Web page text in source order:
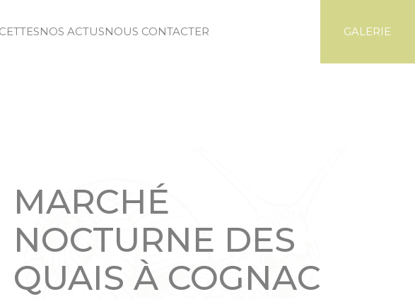
NOS ACTUSNOUS CONTACTER GALERIE
MARCHÉ
NOCTURNE DES
QUAIS À COGNAC